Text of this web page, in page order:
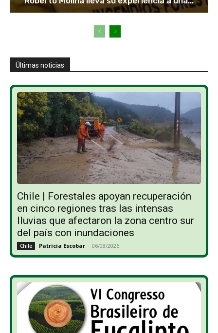
Últimas noticias
Chile | Forestales apoyan recuperación
en cinco regiones tras las intensas
lluvias que afectaron la zona centro sur
del país con inundaciones
Chile Patricia Escobar - 06/08/2026